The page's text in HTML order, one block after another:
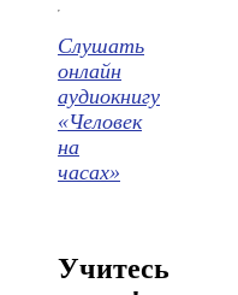
Слушать
онлайн
аудиокнигу
«Человек
на
часах»
Учитесь